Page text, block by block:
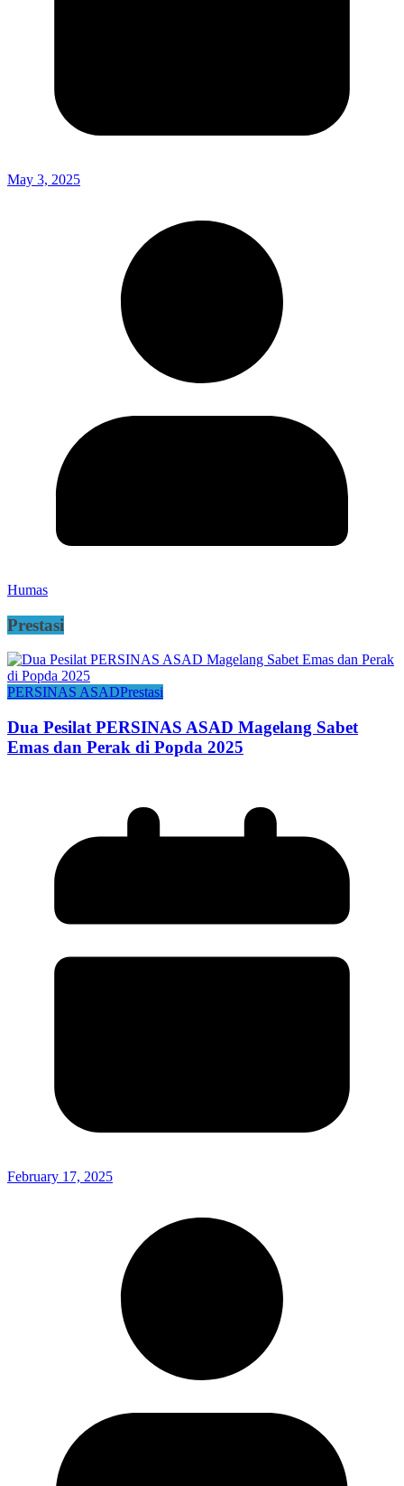
May 3, 2025
Humas
Prestasi
PERSINAS ASADPrestasi
Dua Pesilat PERSINAS ASAD Magelang Sabet
Emas dan Perak di Popda 2025
February 17, 2025